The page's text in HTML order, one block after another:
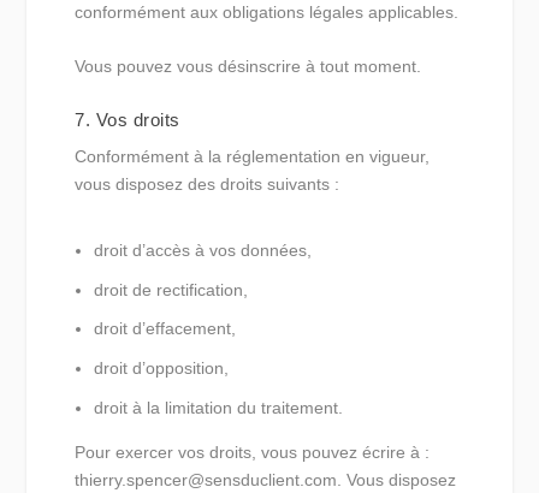
conformément aux obligations légales applicables.
Vous pouvez vous désinscrire à tout moment.
7. Vos droits
Conformément à la réglementation en vigueur,
vous disposez des droits suivants :
droit d’accès à vos données,
droit de rectification,
droit d’effacement,
droit d’opposition,
droit à la limitation du traitement.
Pour exercer vos droits, vous pouvez écrire à :
thierry.spencer@sensduclient.com. Vous disposez